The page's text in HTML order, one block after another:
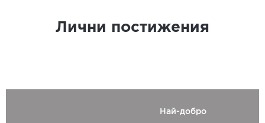
Лични постижения
Най-добро